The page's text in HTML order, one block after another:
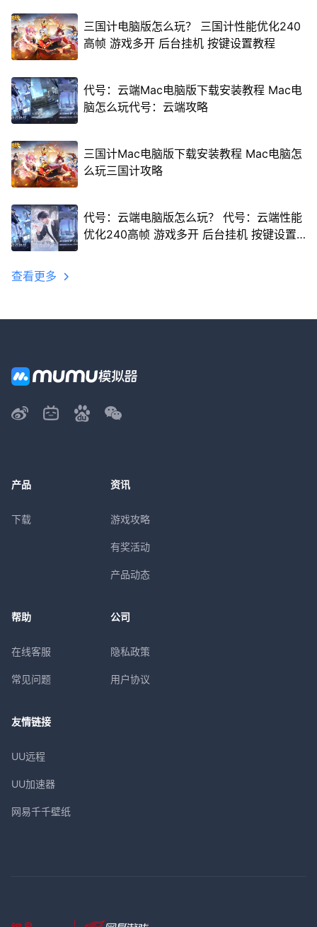
三国计电脑版怎么玩？ 三国计性能优化240
高帧 游戏多开 后台挂机 按键设置教程
代号：云端Mac电脑版下载安装教程 Mac电
脑怎么玩代号：云端攻略
三国计Mac电脑版下载安装教程 Mac电脑怎
么玩三国计攻略
代号：云端电脑版怎么玩？ 代号：云端性能
优化240高帧 游戏多开 后台挂机 按键设置
查看更多
产品
下载
资讯
游戏攻略
有奖活动
产品动态
帮助
在线客服
常见问题
公司
隐私政策
用户协议
友情链接
UU远程
UU加速器
网易千千壁纸